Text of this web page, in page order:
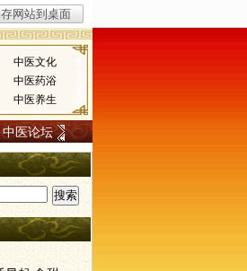
中医文化
中医药浴
中医养生
中医论坛